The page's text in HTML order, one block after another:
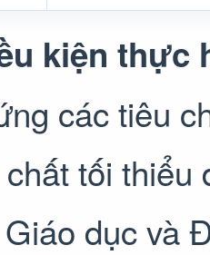
kiện thực
các tiêu
tối
dục và